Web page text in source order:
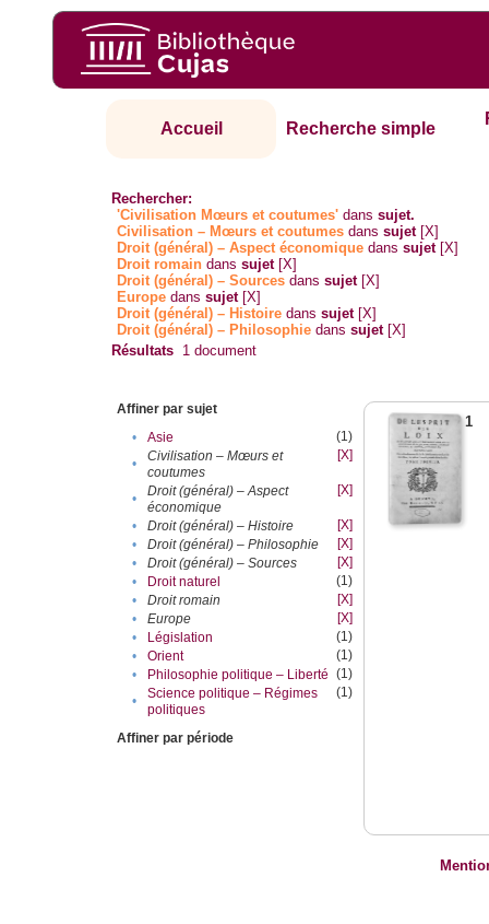
Accueil Recherche simple
Rechercher:
'Civilisation Mœurs et coutumes' danssujet.
Civilisation – Mœurs et coutumes danssujet [X]
Droit (général) – Aspect économique danssujet [X]
Droit romain danssujet [X]
Droit (général) – Sources danssujet [X]
Europe danssujet [X]
Droit (général) – Histoire danssujet [X]
Droit (général) – Philosophie danssujet [X]
Résultats 1 document
Affiner par sujet
•
Asie
(1)
•
Civilisation – Mœurs et
coutumes
[X]
•
Droit (général) – Aspect
économique
[X]
• Droit (général) – Histoire
[X]
•
Droit (général) – Philosophie
[X]
•
Droit (général) – Sources
[X]
•
Droit naturel
(1)
•
Droit romain
[X]
•
Europe
[X]
•
Législation
(1)
•
Orient
(1)
•
Philosophie politique – Liberté (1)
•
Science politique – Régimes
politiques
(1)
Affiner par période
1